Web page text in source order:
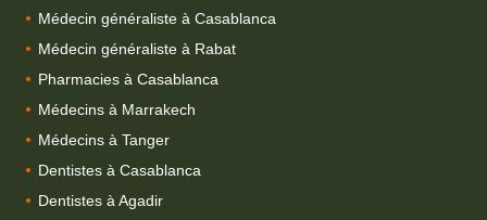
Médecin généraliste à Casablanca
Médecin généraliste à Rabat
Pharmacies à Casablanca
Médecins à Marrakech
Médecins à Tanger
Dentistes à Casablanca
Dentistes à Agadir